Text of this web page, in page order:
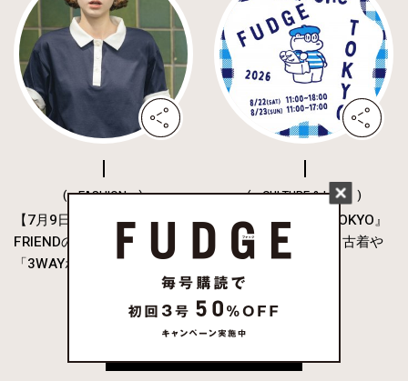
( FASHION )
【7月9日発売‼︎】FUDGE
FRIENDのUMIと作った
「3WAYポロシャツ...
( CULTURE & LIFE )
『FUDGE Marché TOKYO』
2026年も開催決定！古着や
フリマ、ハ...
MORE